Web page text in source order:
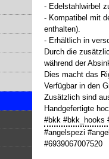
- Edelstahlwirbel
- Kompatibel mit
enthalten).
- Erhältlich in
Durch die
während der
Dies macht das
Verfügbar in den
Zusätzlich sind
Handgefertigte
#bkk #bkk_hooks
#angelspezi
#6939067007520